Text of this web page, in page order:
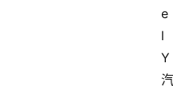
e
l
Y
汽